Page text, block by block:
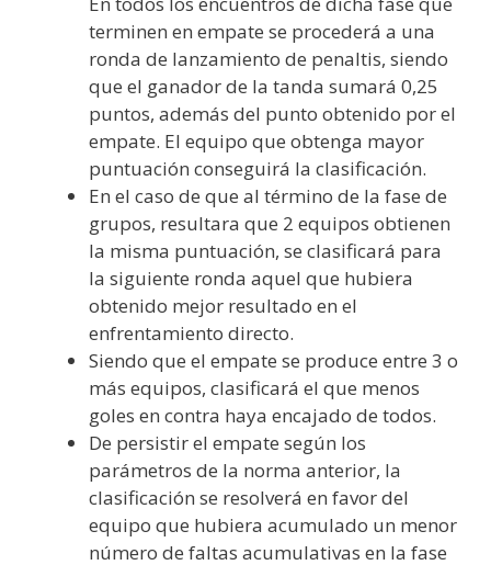
terminen en empate se procederá a una
ronda de lanzamiento de penaltis, siendo
que el ganador de la tanda sumará 0,25
puntos, además del punto obtenido por el
empate. El equipo que obtenga mayor
puntuación conseguirá la clasificación.
En el caso de que al término de la fase de
grupos, resultara que 2 equipos obtienen
la misma puntuación, se clasificará para
la siguiente ronda aquel que hubiera
obtenido mejor resultado en el
enfrentamiento directo.
Siendo que el empate se produce entre 3 o
más equipos, clasificará el que menos
goles en contra haya encajado de todos.
De persistir el empate según los
parámetros de la norma anterior, la
clasificación se resolverá en favor del
equipo que hubiera acumulado un menor
número de faltas acumulativas en la fase